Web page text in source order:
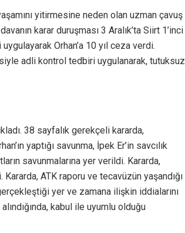
yitirmesine neden olan uzman çavuş
karar duruşması 3 Aralık’ta Siirt 1’inci
Orhan’a 10 yıl ceza verdi.
adli kontrol tedbiri uygulanarak, tutuksuz
38 sayfalık gerekçeli kararda,
yaptığı savunma, İpek Er’in savcılık
savunmalarına yer verildi. Kararda,
ATK raporu ve tecavüzün yaşandığı
yer ve zamana ilişkin iddialarını
kabul ile uyumlu olduğu